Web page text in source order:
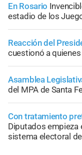
En Rosario
estadio de los
Reacción del
cuestionó a
Asamblea
del MPA de Santa
Con tratamiento
Diputados empieza
sistema electoral